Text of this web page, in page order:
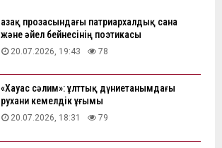
Қазақ прозасындағы патриархалдық сана
және әйел бейнесінің поэтикасы
20.07.2026, 19:43 78
«Хауас сәлим»: ұлттық дүниетанымдағы
рухани кемелдік ұғымы
20.07.2026, 18:31 79